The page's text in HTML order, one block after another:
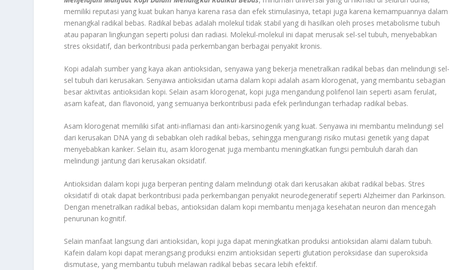
memiliki reputasi yang kuat bukan hanya karena rasa dan efek stimulasinya, tetapi juga karena kemampuannya dalam
menangkal radikal bebas. Radikal bebas adalah molekul tidak stabil yang di hasilkan oleh proses metabolisme tubuh
atau paparan lingkungan seperti polusi dan radiasi. Molekul-molekul ini dapat merusak sel-sel tubuh, menyebabkan
stres oksidatif, dan berkontribusi pada perkembangan berbagai penyakit kronis.
Kopi adalah sumber yang kaya akan antioksidan, senyawa yang bekerja menetralkan radikal bebas dan melindungi sel-
sel tubuh dari kerusakan. Senyawa antioksidan utama dalam kopi adalah asam klorogenat, yang membantu sebagian
besar aktivitas antioksidan kopi. Selain asam klorogenat, kopi juga mengandung polifenol lain seperti asam ferulat,
asam kafeat, dan flavonoid, yang semuanya berkontribusi pada efek perlindungan terhadap radikal bebas.
Asam klorogenat memiliki sifat anti-inflamasi dan anti-karsinogenik yang kuat. Senyawa ini membantu melindungi sel
dari kerusakan DNA yang di sebabkan oleh radikal bebas, sehingga mengurangi risiko mutasi genetik yang dapat
menyebabkan kanker. Selain itu, asam klorogenat juga membantu meningkatkan fungsi pembuluh darah dan
melindungi jantung dari kerusakan oksidatif.
Antioksidan dalam kopi juga berperan penting dalam melindungi otak dari kerusakan akibat radikal bebas. Stres
oksidatif di otak dapat berkontribusi pada perkembangan penyakit neurodegeneratif seperti Alzheimer dan Parkinson.
Dengan menetralkan radikal bebas, antioksidan dalam kopi membantu menjaga kesehatan neuron dan mencegah
penurunan kognitif.
Selain manfaat langsung dari antioksidan, kopi juga dapat meningkatkan produksi antioksidan alami dalam tubuh.
Kafein dalam kopi dapat merangsang produksi enzim antioksidan seperti glutation peroksidase dan superoksida
dismutase, yang membantu tubuh melawan radikal bebas secara lebih efektif.